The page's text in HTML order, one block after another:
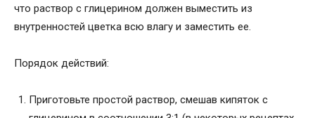
что раствор с глицерином должен выместить из
внутренностей цветка всю влагу и заместить ее.
Порядок действий:
Приготовьте простой раствор, смешав кипяток с